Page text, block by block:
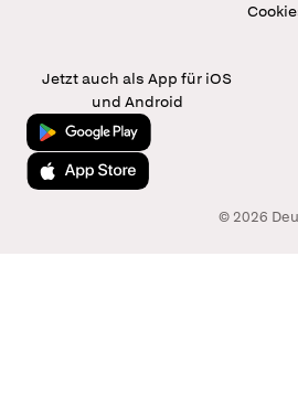
Jetzt auch als App für iOS
und Android
Jetzt bei Google Play
Laden im App Store
© 2026